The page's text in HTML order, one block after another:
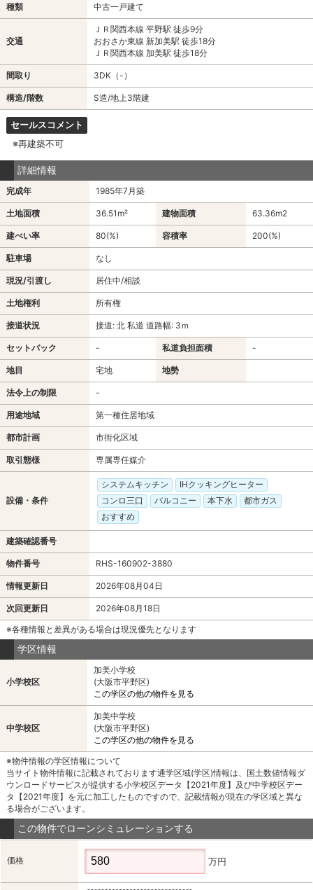
種類 中古一戸建て
交通
ＪＲ関西本線 平野駅 徒歩9分
おおさか東線 新加美駅 徒歩18分
ＪＲ関西本線 加美駅 徒歩18分
間取り 3DK（-）
構造/階数 S造/地上3階建
セールスコメント
※再建築不可
詳細情報
完成年 1985年7月築
土地面積 36.51m² 建物面積 63.36m2
建ぺい率 80(%) 容積率 200(%)
駐車場 なし
現況/引渡し 居住中/相談
土地権利 所有権
接道状況 接道: 北 私道 道路幅: 3ｍ
セットバック - 私道負担面積 -
地目 宅地 地勢
法令上の制限 -
用途地域 第一種住居地域
都市計画 市街化区域
取引態様 専属専任媒介
設備・条件
システムキッチン
IHクッキングヒーター
コンロ三口
バルコニー 本下水
都市ガス
おすすめ
建築確認番号
物件番号 RHS-160902-3880
情報更新日 2026年08月04日
次回更新日
2026年08月18日
※各種情報と差異がある場合は現況優先となります
学区情報
小学校区
加美小学校
(大阪市平野区)
この学区の他の物件を見る
中学校区
加美中学校
(大阪市平野区)
この学区の他の物件を見る
※物件情報の学区情報について
当サイト物件情報に記載されております通学区域(学区)情報は、国土数値情報ダ
ウンロードサービスが提供する小学校区データ【2021年度】及び中学校区デー
タ【2021年度】を元に加工したものですので、記載情報が現在の学区域と異な
る場合がございます。
この物件でローンシミュレーションする
価格 万円